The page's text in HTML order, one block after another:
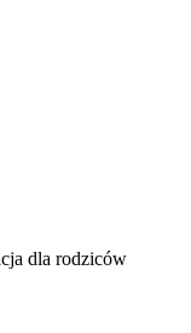
dla rodziców